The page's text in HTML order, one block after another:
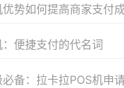
优势如何提高商家支付
便捷支付的代名词
备：拉卡拉POS机申